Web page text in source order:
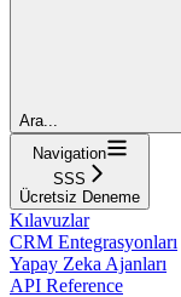
Ara...
Navigation
SSS
Ücretsiz Deneme
Kılavuzlar
CRM Entegrasyonları
Yapay Zeka Ajanları
API Reference